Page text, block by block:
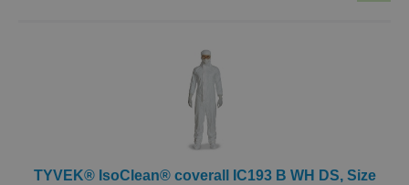
TYVEK® IsoClean® coverall IC193 B WH DS, Size